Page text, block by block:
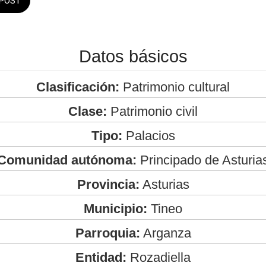
Datos básicos
Clasificación: Patrimonio cultural
Clase: Patrimonio civil
Tipo: Palacios
autónoma: Principado de
Provincia: Asturias
Municipio: Tineo
Parroquia: Arganza
Entidad: Rozadiella